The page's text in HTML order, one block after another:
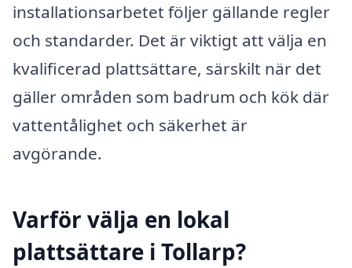
installationsarbetet följer gällande regler
och standarder. Det är viktigt att välja en
kvalificerad plattsättare, särskilt när det
gäller områden som badrum och kök där
vattentålighet och säkerhet är
avgörande.
Varför välja en lokal
plattsättare i Tollarp?